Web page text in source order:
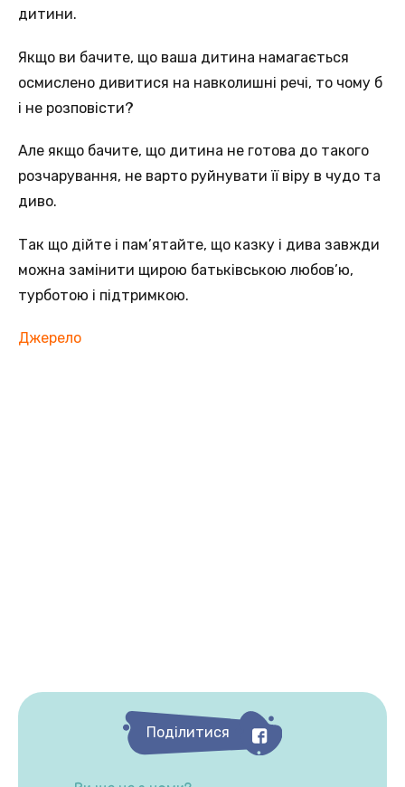
дитини.
Якщо ви бачите, що ваша дитина намагається
осмислено дивитися на навколишні речі, то чому б
і не розповісти?
Але якщо бачите, що дитина не готова до такого
розчарування, не варто руйнувати її віру в чудо та
диво.
Так що дійте і пам’ятайте, що казку і дива завжди
можна замінити щирою батьківською любов’ю,
турботою і підтримкою.
Джерело
Поділитися